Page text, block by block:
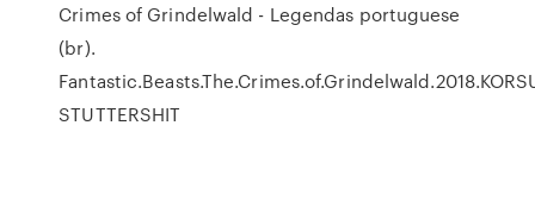
Crimes of Grindelwald - Legendas portuguese
(br).
STUTTERSHIT